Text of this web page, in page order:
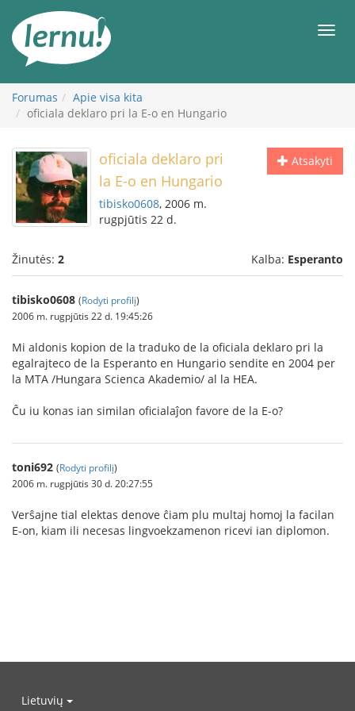
turinį
Forumas
Apie visa kita
oficiala deklaro pri la E-o en Hungario
Atsakyti
oficiala deklaro pri
la E-o en Hungario
tibisko0608, 2006 m.
rugpjūtis 22 d.
Žinutės: 2 Kalba: Esperanto
tibisko0608 (Rodyti profilį)
2006 m. rugpjūtis 22 d. 19:45:26
Mi aldonis kopion de la traduko de la oficiala deklaro pri la
egalrajteco de la Esperanto en Hungario sendite en 2004 per
la MTA /Hungara Scienca Akademio/ al la HEA.
Ĉu iu konas ian similan oficialaĵon favore de la E-o?
toni692 (Rodyti profilį)
2006 m. rugpjūtis 30 d. 20:27:55
Verŝajne tial elektas denove ĉiam plu multaj homoj la facilan
E-on, kiam ili necesas lingvoekzamenon ricevi ian diplomon.
Lietuvių